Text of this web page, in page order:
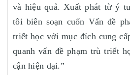
và hiệu quả. Xuất phát từ ý
tôi biên soạn cuốn Vấn đề
triết học với mục đích cung
quanh vấn đề phạm trù triết
cận hiện đại.”